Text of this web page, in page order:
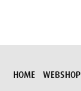
HOME WEBSHOP